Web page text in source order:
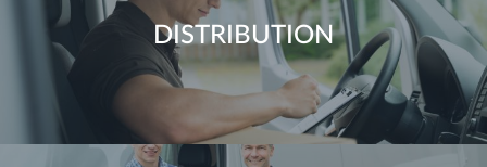
DISTRIBUTION